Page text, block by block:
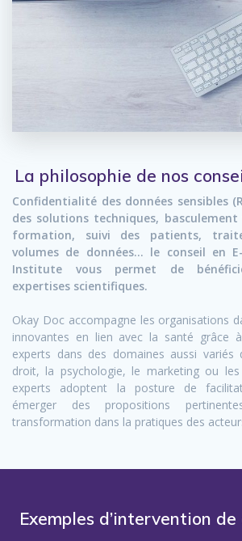
La philosophie de nos
Confidentialité des données sensibles
des solutions techniques,
formation, suivi des patients,
volumes de données… le conseil en
Institute vous permet de
expertises scientifiques.
Okay Doc accompagne les organisations
innovantes en lien avec la santé grâce
experts dans des domaines aussi variés
droit, la psychologie, le marketing ou
experts adoptent la posture de
émerger des propositions
transformation dans la pratiques des
Exemples d’intervention de